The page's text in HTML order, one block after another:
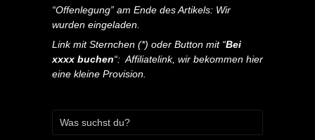
“Offenlegung” am Ende des Artikels: Wir
wurden eingeladen.
Link mit Sternchen (*) oder Button mit “Bei
xxxx buchen“: Affiliatelink, wir bekommen hier
eine kleine Provision.